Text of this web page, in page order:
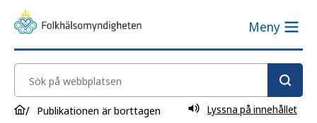
Meny
Sök på webbplatsen
Publikationen är borttagen Lyssna på innehållet